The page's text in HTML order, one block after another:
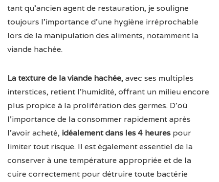
tant qu’ancien agent de restauration, je souligne
toujours l’importance d’une hygiène irréprochable
lors de la manipulation des aliments, notamment la
viande hachée.
La texture de la viande hachée,avec ses multiples
interstices, retient l’humidité, offrant un milieu encore
plus propice à la prolifération des germes. D’où
l’importance de la consommer rapidement après
l’avoir acheté, idéalement dans les 4 heures pour
limiter tout risque. Il est également essentiel de la
conserver à une température appropriée et de la
cuire correctement pour détruire toute bactérie